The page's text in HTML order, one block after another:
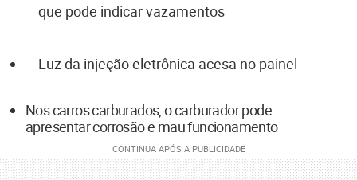
que pode indicar vazamentos
Luz da injeção eletrônica acesa no painel
Nos carros carburados, o carburador pode
apresentar corrosão e mau funcionamento